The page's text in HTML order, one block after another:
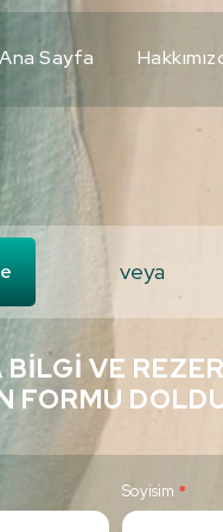
Ana Sayfa
veya
VE
FORMU
Soyisim *